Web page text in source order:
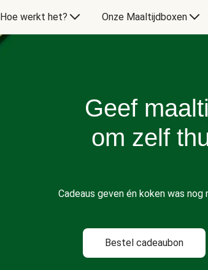
Hoe werkt het? Onze Maaltijdboxen
Geef
om zelf
Cadeaus geven én koken was
Bestel cadeaubon